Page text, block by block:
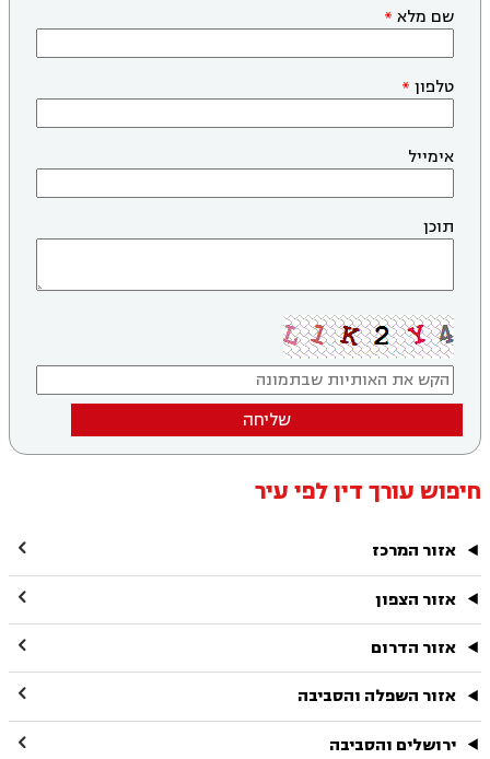
שם מלא
טלפון
אימייל
תוכן
שליחה
חיפוש עורך דין לפי עיר
אזור המרכז 
אזור הצפון 
אזור הדרום 
אזור השפלה והסביבה 
ירושלים והסביבה 